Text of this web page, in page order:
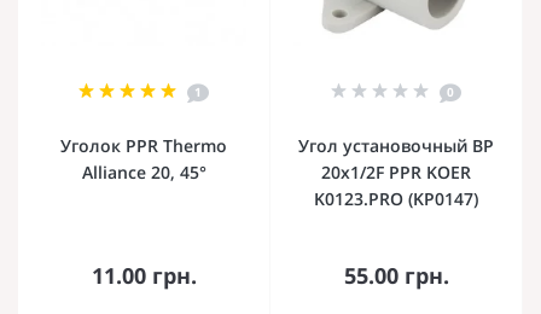
1
Уголок PPR Thermo
Alliance 20, 45°
11.00 грн.
0
Угол установочный ВР
20x1/2F PPR KOER
K0123.PRO (KP0147)
55.00 грн.